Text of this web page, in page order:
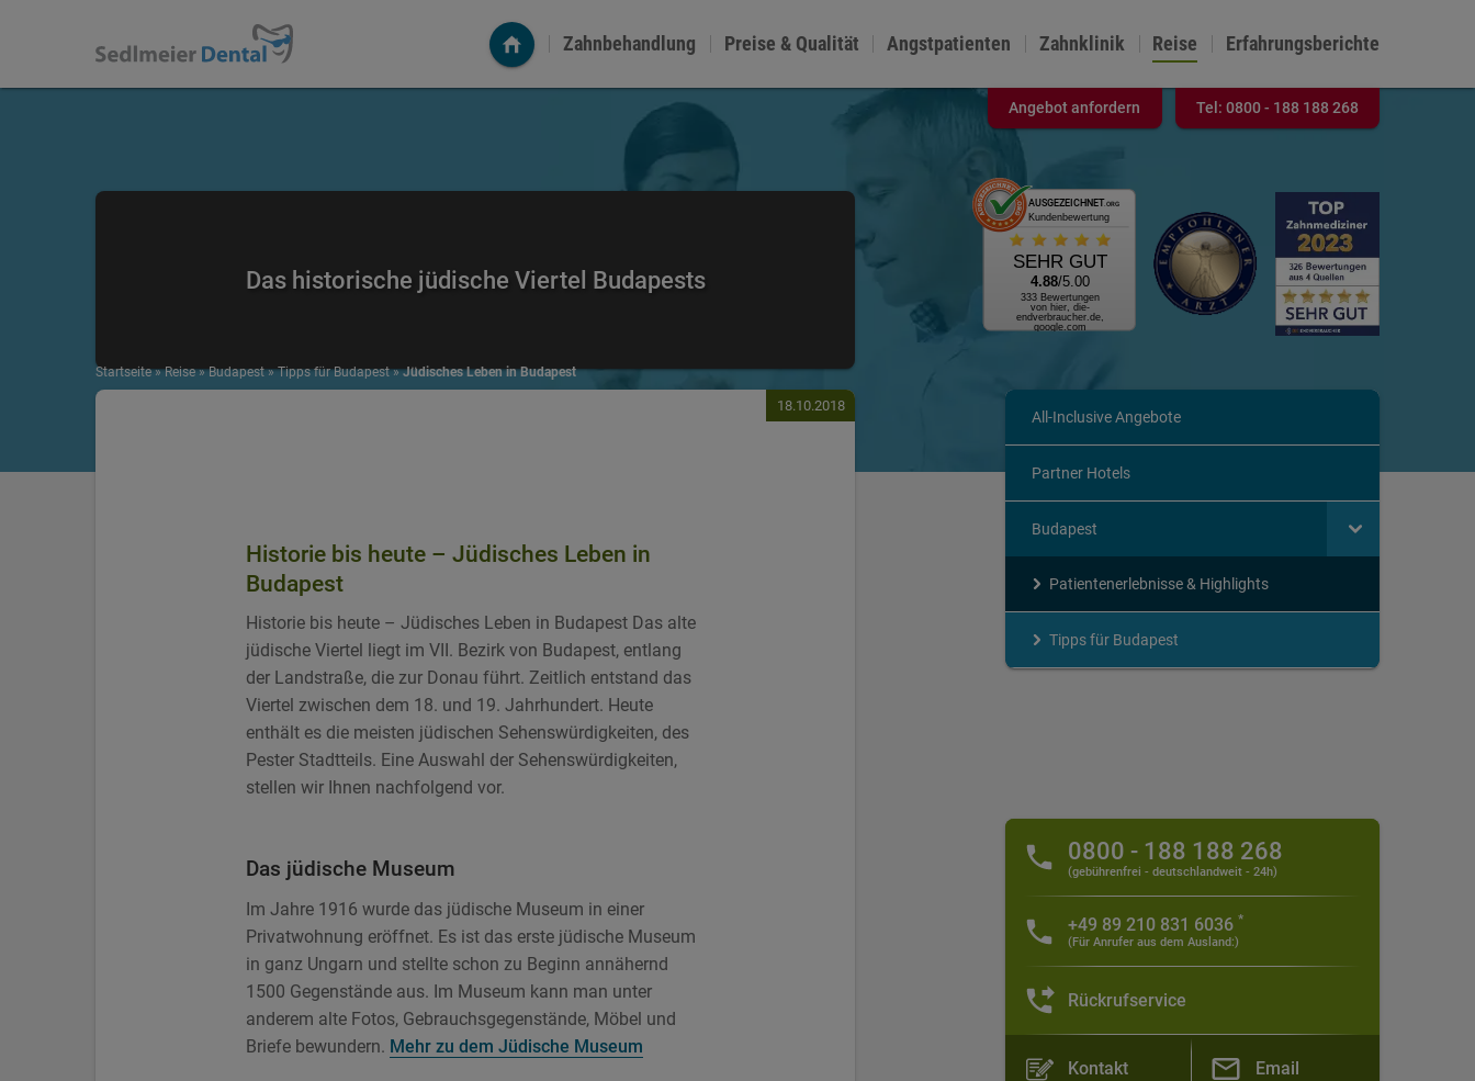
Angebot anfordern Tel: 0800 - 188 188 268
Zahnbehandlung Preise & Qualität Angstpatienten Zahnklinik Reise Erfahrungsberichte
Das historische jüdische Viertel Budapests
AUSGEZEICHNET.ORG
Kundenbewertung
SEHR GUT
4.88/5.00
333 Bewertungen
von hier, die-
endverbraucher.de,
google.com
Startseite»Reise»Budapest»Tipps für Budapest»Jüdisches Leben in Budapest
18.10.2018
Historie bis heute – Jüdisches Leben in
Budapest
Historie bis heute – Jüdisches Leben in Budapest Das alte
jüdische Viertel liegt im VII. Bezirk von Budapest, entlang
der Landstraße, die zur Donau führt. Zeitlich entstand das
Viertel zwischen dem 18. und 19. Jahrhundert. Heute
enthält es die meisten jüdischen Sehenswürdigkeiten, des
Pester Stadtteils. Eine Auswahl der Sehenswürdigkeiten,
stellen wir Ihnen nachfolgend vor.
Das jüdische Museum
Im Jahre 1916 wurde das jüdische Museum in einer
Privatwohnung eröffnet. Es ist das erste jüdische Museum
in ganz Ungarn und stellte schon zu Beginn annähernd
1500 Gegenstände aus. Im Museum kann man unter
anderem alte Fotos, Gebrauchsgegenstände, Möbel und
Briefe bewundern. Mehr zu dem Jüdische Museum
All-Inclusive Angebote
Partner Hotels
Budapest
Patientenerlebnisse & Highlights
Tipps für Budapest
0800 - 188 188 268
(gebührenfrei - deutschlandweit - 24h)
+49 89 210 831 6036 *
(Für Anrufer aus dem Ausland:)
Rückrufservice
Kontakt Email